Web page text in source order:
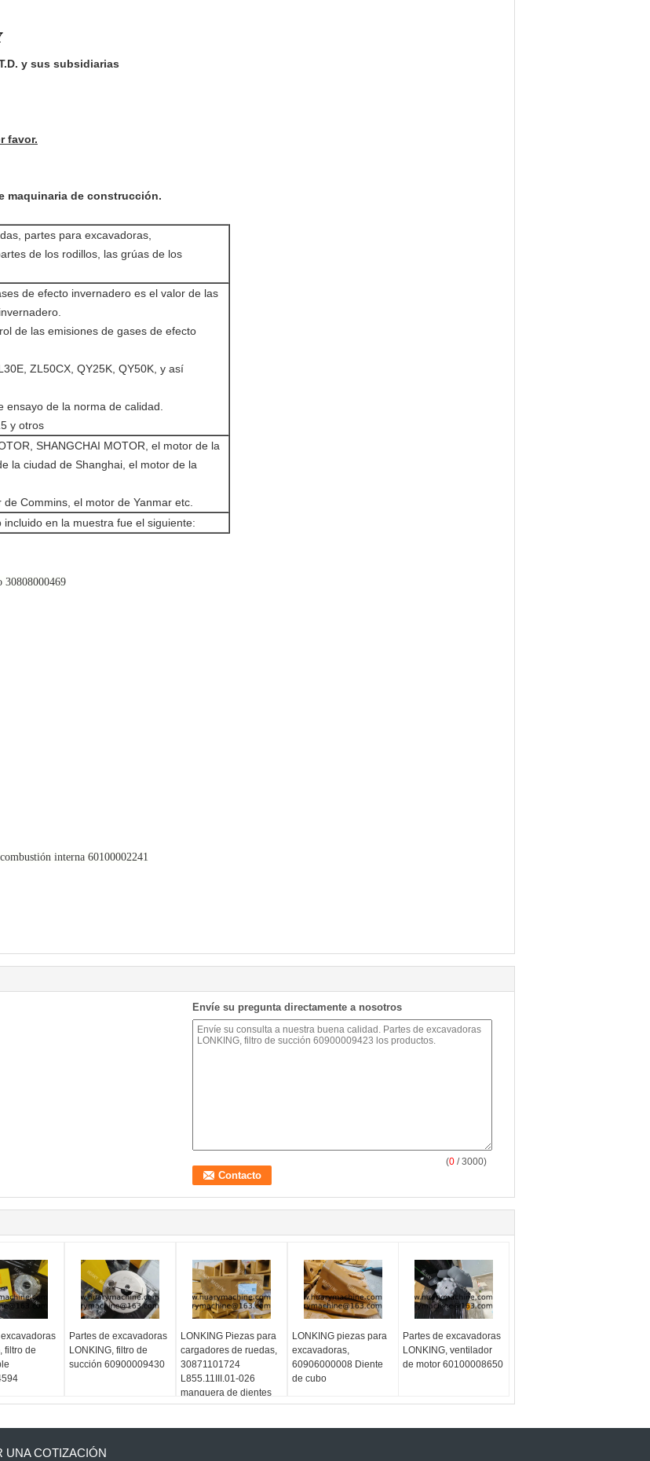
y sus subsidiarias
favor.
maquinaria de construcción.
partes para excavadoras,
de los rodillos, las grúas de los
de efecto invernadero es el valor de las
de las emisiones de gases de efecto
ZL50CX, QY25K, QY50K, y así
de la norma de calidad.
y otros
SHANGCHAI MOTOR, el motor de la
la ciudad de Shanghai, el motor de la
Commins, el motor de Yanmar etc.
en la muestra fue el siguiente:
30808000469
interna 60100002241
Envíe su pregunta directamente a nosotros
(0 / 3000)
filtro de
Partes de excavadoras
LONKING, filtro de
succión 60900009430
LONKING Piezas para
cargadores de ruedas,
30871101724
L855.11III.01-026
manguera de dientes
LONKING piezas para
excavadoras,
60906000008 Diente
de cubo
Partes de excavadoras
LONKING, ventilador
de motor 60100008650
UNA COTIZACIÓN